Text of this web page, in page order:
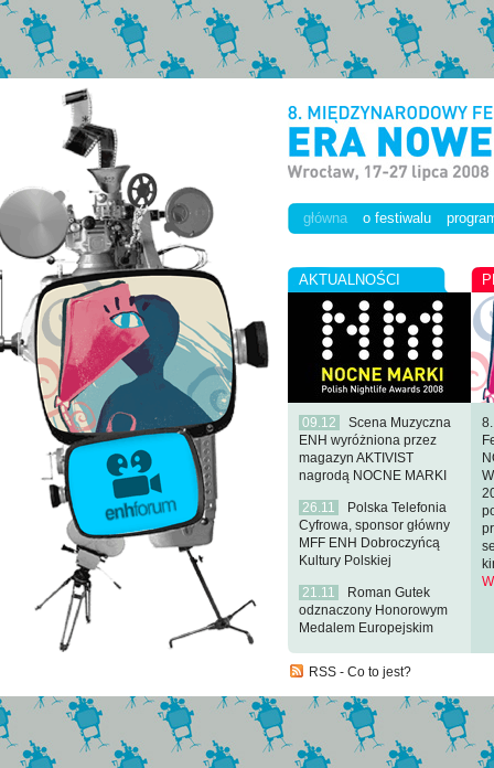
główna o festiwalu
AKTUALNOŚCI
09.12
Scena Muzyczna
ENH wyróżniona przez
magazyn AKTIVIST
nagrodą NOCNE MARKI
26.11
Polska Telefonia
Cyfrowa, sponsor główny
MFF ENH Dobroczyńcą
Kultury Polskiej
21.11
Roman Gutek
odznaczony Honorowym
Medalem Europejskim
RSS - Co to jest?